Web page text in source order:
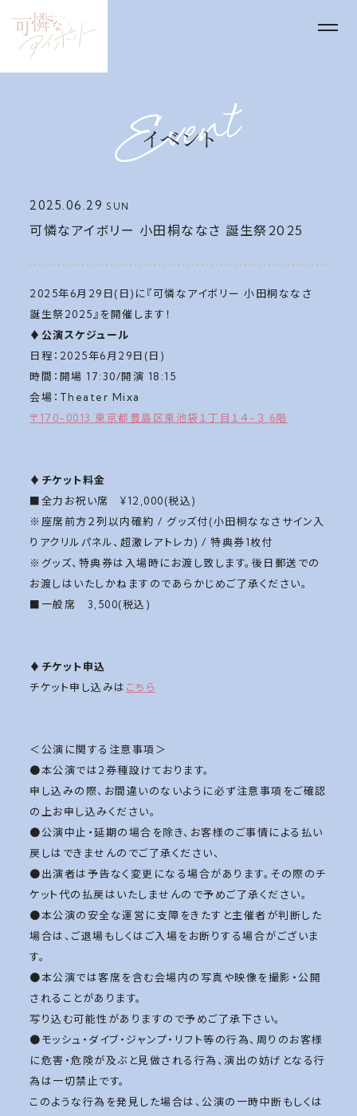
2025.06.29 SUN
可憐なアイボリー 小田桐ななさ 誕生祭2025
2025年6月29日(日)に『可憐なアイボリー 小田桐ななさ
誕生祭2025』を開催します！
♦️公演スケジュール
日程：2025年6月29日(日)
時間：開場 17:30/開演 18:15
会場：Theater Mixa
〒170-0013 東京都豊島区東池袋１丁目１４−３ 6階
♦️チケット料金
■全力お祝い席 ¥12,000(税込)
※座席前方２列以内確約 / グッズ付(小田桐ななさサイン入
りアクリルパネル、超激レアトレカ) / 特典券1枚付
※グッズ、特典券は入場時にお渡し致します。後日郵送での
お渡しはいたしかねますのであらかじめご了承ください。
■一般席 3,500(税込)
♦️チケット申込
チケット申し込みは こちら
＜公演に関する注意事項＞
●本公演では2券種設けております。
申し込みの際、お間違いのないように必ず注意事項をご確認
の上お申し込みください。
●公演中止・延期の場合を除き、お客様のご事情による払い
戻しはできませんのでご了承ください、
●出演者は予告なく変更になる場合があります。その際のチ
ケット代の払戻はいたしませんので予めご了承ください。
●本公演の安全な運営に支障をきたすと主催者が判断した
場合は、ご退場もしくはご入場をお断りする場合がございま
す。
●本公演では客席を含む会場内の写真や映像を撮影・公開
されることがあります。
写り込む可能性がありますので予めご了承下さい。
●モッシュ・ダイブ・ジャンプ・リフト等の行為、周りのお客様
に危害・危険が及ぶと見做される行為、演出の妨げとなる行
為は一切禁止です。
このような行為を発見した場合は、公演の一時中断もしくは